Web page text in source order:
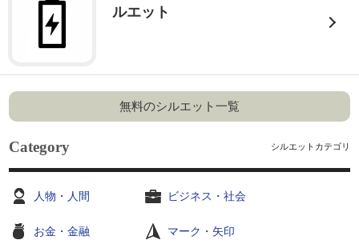
ルエット
無料のシルエット一覧
Category シルエットカテゴリ
人物・人間 ビジネス・社会
お金・金融 マーク・矢印